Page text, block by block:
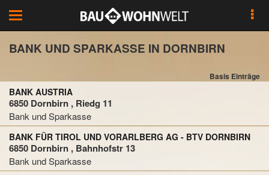
Toggle
navigation
BANK UND SPARKASSE IN DORNBIRN
Basis Einträge
BANK AUSTRIA
6850 Dornbirn , Riedg 11
Bank und Sparkasse
BANK FÜR TIROL UND VORARLBERG AG - BTV DORNBIRN
6850 Dornbirn , Bahnhofstr 13
Bank und Sparkasse